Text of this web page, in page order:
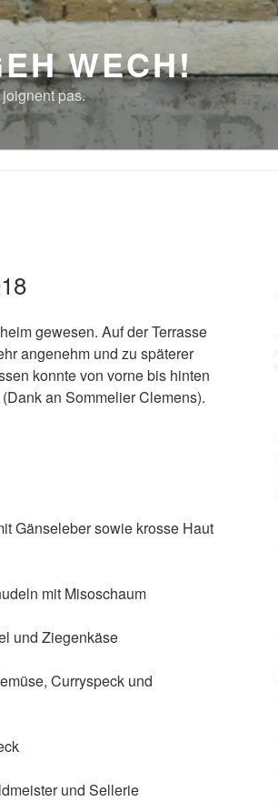
WECH!
pas.
gewesen. Auf der Terrasse
angenehm und zu späterer
konnte von vorne bis hinten
an Sommelier Clemens).
Gänseleber sowie krosse Haut
mit Misoschaum
und Ziegenkäse
Curryspeck und
und Sellerie